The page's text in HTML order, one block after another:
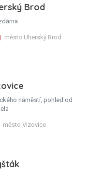
Brod
město Uherský Brod
náměstí, pohled od
město Vizovice